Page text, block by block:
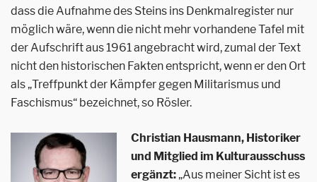
dass die Aufnahme des Steins ins Denkmalregister nur
möglich wäre, wenn die nicht mehr vorhandene Tafel mit
der Aufschrift aus 1961 angebracht wird, zumal der Text
nicht den historischen Fakten entspricht, wenn er den Ort
als „Treffpunkt der Kämpfer gegen Militarismus und
Faschismus“ bezeichnet, so Rösler.
Christian Hausmann, Historiker
und Mitglied im Kulturausschuss
ergänzt: „Aus meiner Sicht ist es